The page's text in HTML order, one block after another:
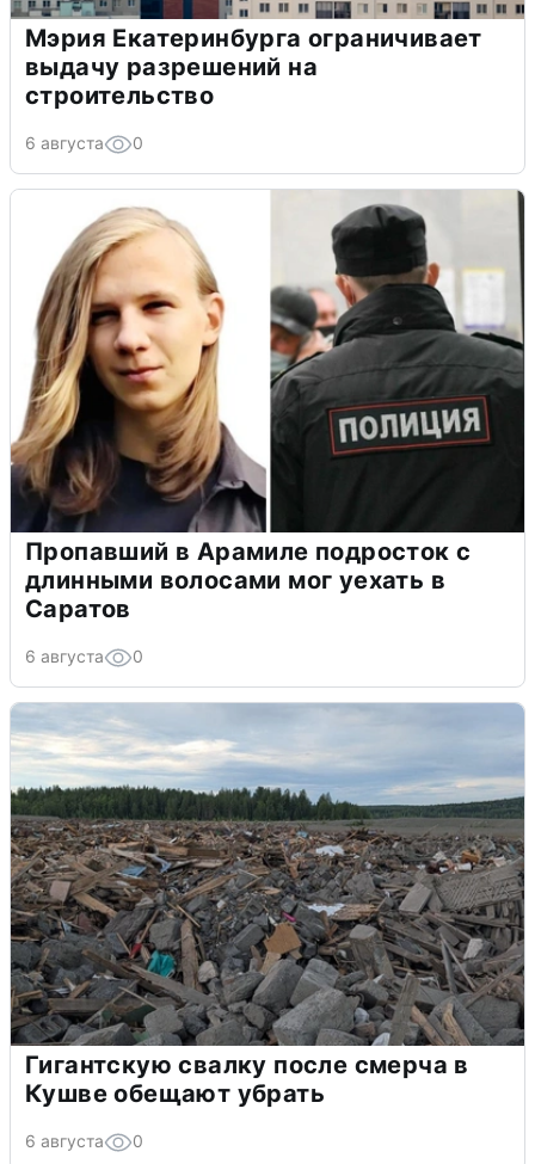
Мэрия Екатеринбурга ограничивает
выдачу разрешений на
строительство
6 августа 0
Пропавший в Арамиле подросток с
длинными волосами мог уехать в
Саратов
6 августа 0
Гигантскую свалку после смерча в
Кушве обещают убрать
6 августа 0